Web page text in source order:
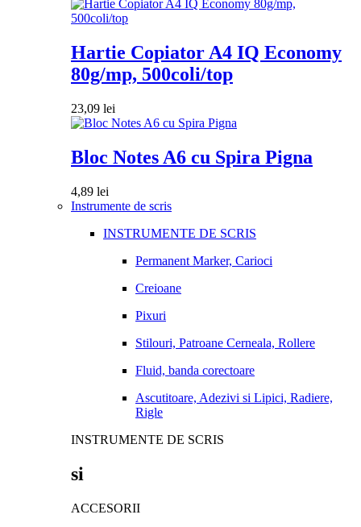
Hartie Copiator A4 IQ Economy
80g/mp, 500coli/top
23,09 lei
Bloc Notes A6 cu Spira Pigna
4,89 lei
Instrumente de scris
INSTRUMENTE DE SCRIS
Permanent Marker, Carioci
Creioane
Pixuri
Stilouri, Patroane Cerneala, Rollere
Fluid, banda corectoare
Ascutitoare, Adezivi si Lipici, Radiere,
Rigle
INSTRUMENTE DE SCRIS
si
ACCESORII